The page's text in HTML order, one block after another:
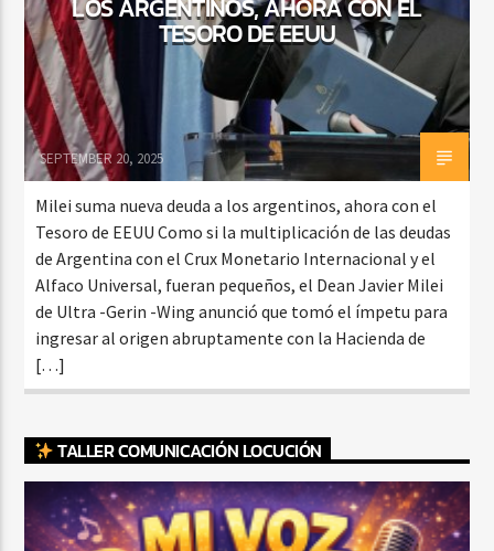
LOS ARGENTINOS, AHORA CON EL
TESORO DE EEUU
SEPTEMBER 20, 2025
Milei suma nueva deuda a los argentinos, ahora con el
Tesoro de EEUU Como si la multiplicación de las deudas
de Argentina con el Crux Monetario Internacional y el
Alfaco Universal, fueran pequeños, el Dean Javier Milei
de Ultra -Gerin -Wing anunció que tomó el ímpetu para
ingresar al origen abruptamente con la Hacienda de
[…]
TALLER COMUNICACIÓN LOCUCIÓN